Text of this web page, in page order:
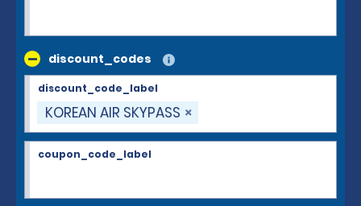
discount_codes
discount_code_label
KOREAN AIR SKYPASS
coupon_code_label